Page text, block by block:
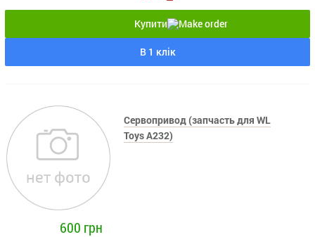
Купити
В 1 клік
Сервопривод (запчасть для WL
Toys A232)
600 грн